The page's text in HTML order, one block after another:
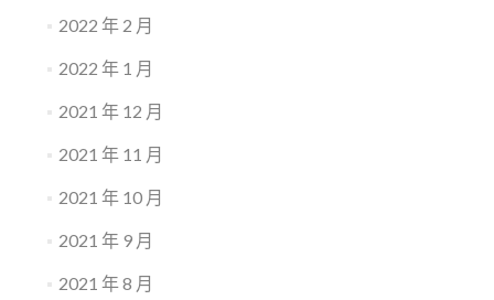
2022 年 2 月
2022 年 1 月
2021 年 12 月
2021 年 11 月
2021 年 10 月
2021 年 9 月
2021 年 8 月